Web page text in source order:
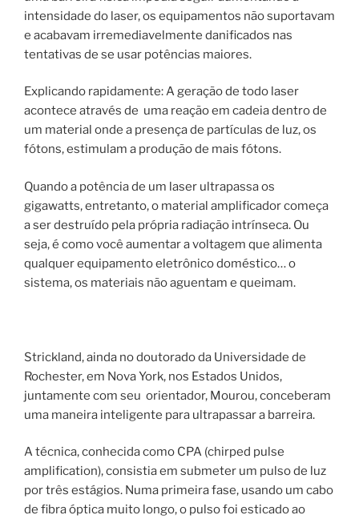
intensidade do laser, os equipamentos não suportavam
e acabavam irremediavelmente danificados nas
tentativas de se usar potências maiores.
Explicando rapidamente: A geração de todo laser
acontece através de uma reação em cadeia dentro de
um material onde a presença de partículas de luz, os
fótons, estimulam a produção de mais fótons.
Quando a potência de um laser ultrapassa os
gigawatts, entretanto, o material amplificador começa
a ser destruído pela própria radiação intrínseca. Ou
seja, é como você aumentar a voltagem que alimenta
qualquer equipamento eletrônico doméstico… o
sistema, os materiais não aguentam e queimam.
Strickland, ainda no doutorado da Universidade de
Rochester, em Nova York, nos Estados Unidos,
juntamente com seu orientador, Mourou, conceberam
uma maneira inteligente para ultrapassar a barreira.
A técnica, conhecida como CPA (chirped pulse
amplification), consistia em submeter um pulso de luz
por três estágios. Numa primeira fase, usando um cabo
de fibra óptica muito longo, o pulso foi esticado ao